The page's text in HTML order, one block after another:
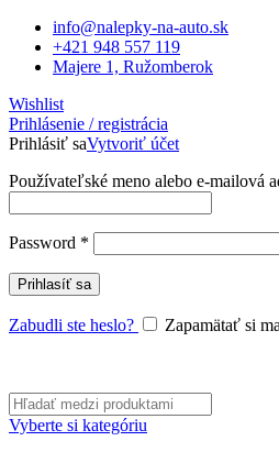
info@nalepky-na-auto.sk
+421 948 557 119
Majere 1, Ružomberok
Wishlist
Prihlásenie / registrácia
Prihlásiť saVytvoriť účet
Používateľské meno alebo e-mailová
Password *
Prihlasíť sa
Zabudli ste heslo? Zapamätať si
Vyberte si kategóriu